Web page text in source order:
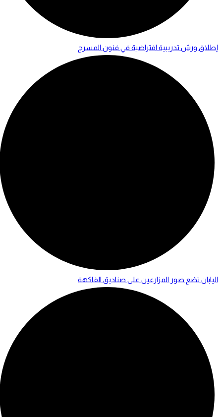
إطلاق ورش تدريبية افتراضية في فنون المسرح
اليابان تضع صور المزارعين على صناديق الفاكهة